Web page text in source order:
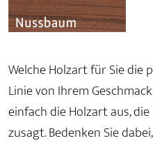
Welche Holzart für Sie die
Linie von Ihrem
einfach die Holzart aus,
zusagt. Bedenken Sie